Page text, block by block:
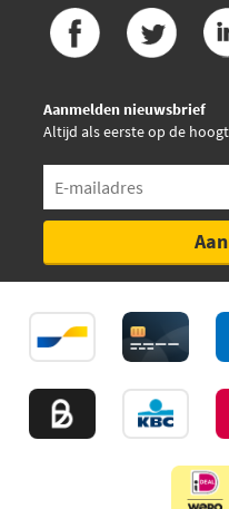
Aanmelden nieuwsbrief
Altijd als eerste op de